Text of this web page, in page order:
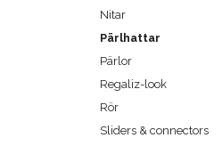
Nitar
Pärlhattar
Pärlor
Regaliz-look
Rör
Sliders & connectors